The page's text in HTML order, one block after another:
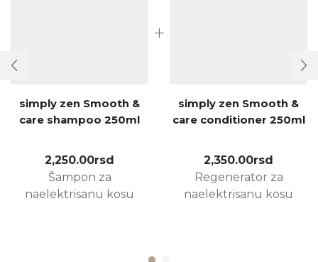
simply zen Smooth &
care shampoo 250ml
2,250.00rsd
Šampon za
naelektrisanu kosu
simply zen Smooth &
care conditioner 250ml
2,350.00rsd
Regenerator za
naelektrisanu kosu